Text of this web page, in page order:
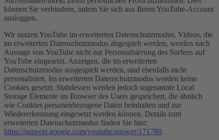
können Sie verhindern, indem Sie sich aus Ihrem YouTube-Account
ausloggen.
Wir nutzen YouTube im erweiterten Datenschutzmodus. Videos, die
im erweiterten Datenschutzmodus abgespielt werden, werden nach
Aussage von YouTube nicht zur Personalisierung des Surfens auf
YouTube eingesetzt. Anzeigen, die im erweiterten
Datenschutzmodus ausgespielt werden, sind ebenfalls nicht
personalisiert. Im erweiterten Datenschutzmodus werden keine
Cookies gesetzt. Stattdessen werden jedoch sogenannte Local
Storage Elemente im Browser des Users gespeichert, die ähnlich
wie Cookies personenbezogene Daten beinhalten und zur
Wiedererkennung eingesetzt werden können. Details zum
erweiterten Datenschutzmodus finden Sie hier:
https://support.google.com/youtube/answer/171780.